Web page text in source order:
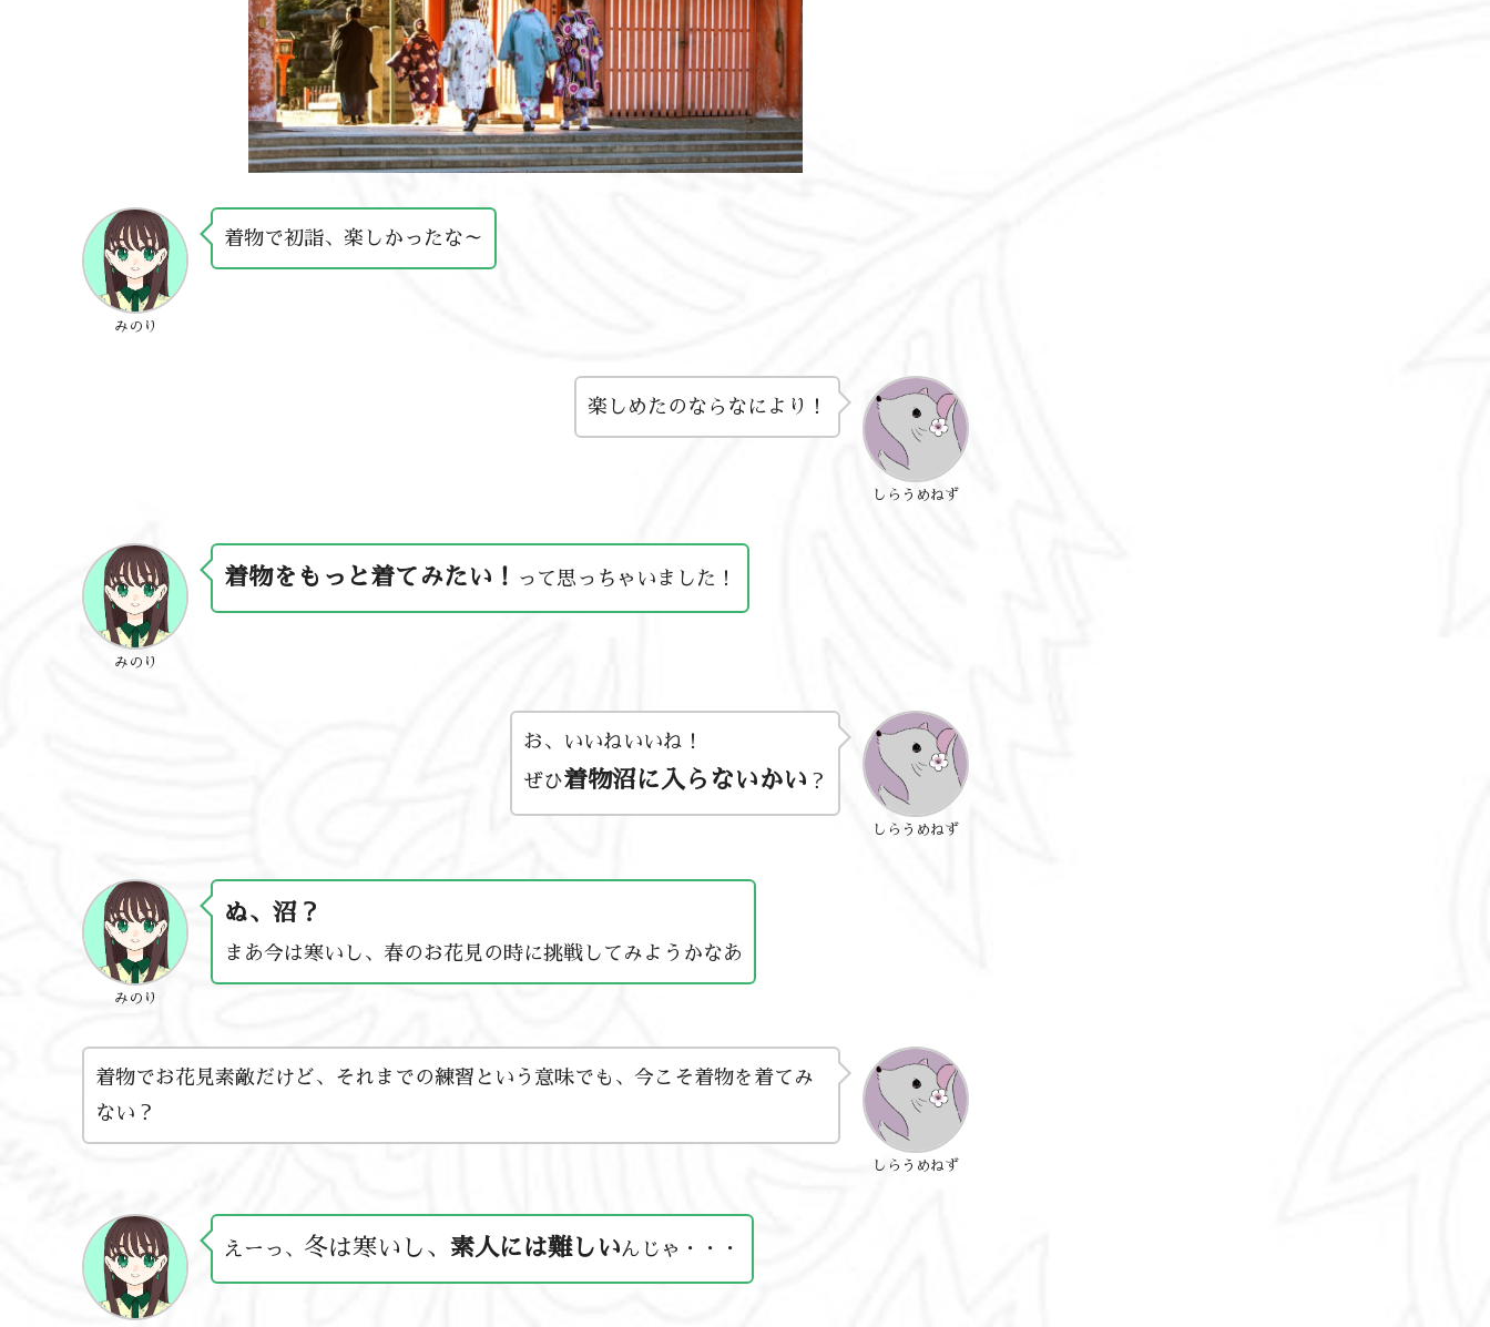
みのり
着物で初詣、楽しかったな～
しらうめねず
楽しめたのならなにより！
みのり
着物をもっと着てみたい！ って思っちゃいました！
しらうめねず
お、いいねいいね！
ぜひ着物沼に入らないかい ？
みのり
ぬ、沼？
まあ今は寒いし、春のお花見の時に挑戦してみようかなあ
しらうめねず
着物でお花見素敵だけど、それまでの練習という意味でも、今こそ着物を着てみ
ない？
えーっ、 冬は寒いし、 素人には難しいんじゃ・・・